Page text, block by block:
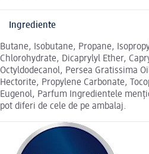
Ingrediente
Butane, Isobutane, Propane,
Chlorohydrate, Dicaprylyl Ether,
Octyldodecanol, Persea Gratissima
Hectorite, Propylene Carbonate,
Eugenol, Parfum Ingredientele
pot diferi de cele de pe ambalaj.